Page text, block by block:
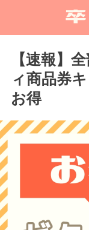
【速報】
ィ商品券
お得